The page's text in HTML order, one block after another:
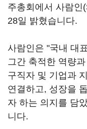
주총회에서 사람인
28일 밝혔습니다.
사람인은 "국내 대
그간 축적한 역량
구직자 및 기업과
연결하고, 성장을
자 하는 의지를 담
니다.